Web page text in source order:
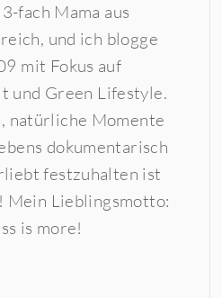
fach Mama aus
und ich blogge
mit Fokus auf
und Green Lifestyle.
natürliche Momente
dokumentarisch
festzuhalten ist
Mein Lieblingsmotto:
is more!